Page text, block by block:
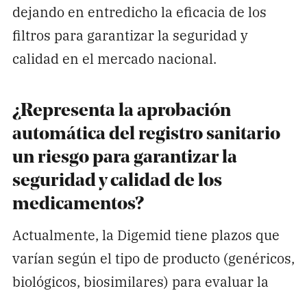
dejando en entredicho la eficacia de los
filtros para garantizar la seguridad y
calidad en el mercado nacional.
¿Representa la aprobación
automática del registro sanitario
un riesgo para garantizar la
seguridad y calidad de los
medicamentos?
Actualmente, la Digemid tiene plazos que
varían según el tipo de producto (genéricos,
biológicos, biosimilares) para evaluar la